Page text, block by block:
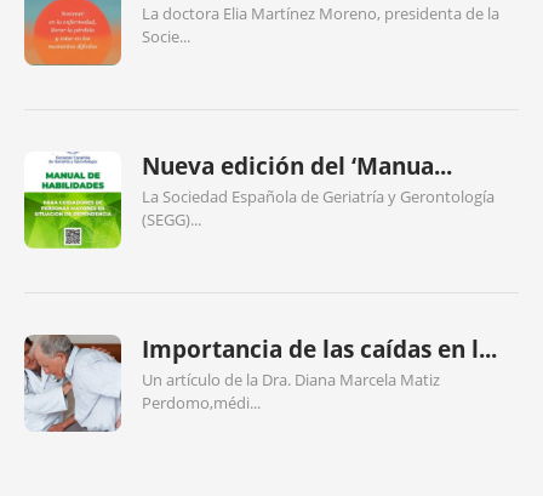
La doctora Elia Martínez Moreno, presidenta de la
Socie...
Nueva edición del ‘Manua...
La Sociedad Española de Geriatría y Gerontología
(SEGG)...
Importancia de las caídas en l...
Un artículo de la Dra. Diana Marcela Matiz
Perdomo,médi...